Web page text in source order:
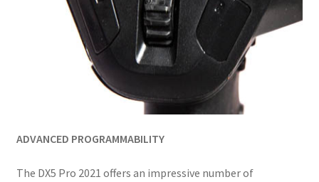
ADVANCED PROGRAMMABILITY
The DX5 Pro 2021 offers an impressive number of